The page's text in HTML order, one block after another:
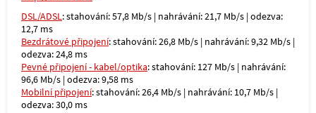
DSL/ADSL: stahování: 57,8 Mb/s | nahrávání: 21,7 Mb/s | odezva:
12,7 ms
Bezdrátové připojení: stahování: 26,8 Mb/s | nahrávání: 9,32 Mb/s |
odezva: 24,8 ms
Pevné připojení - kabel/optika: stahování: 127 Mb/s | nahrávání:
96,6 Mb/s | odezva: 9,58 ms
Mobilní připojení: stahování: 26,4 Mb/s | nahrávání: 10,7 Mb/s |
odezva: 30,0 ms